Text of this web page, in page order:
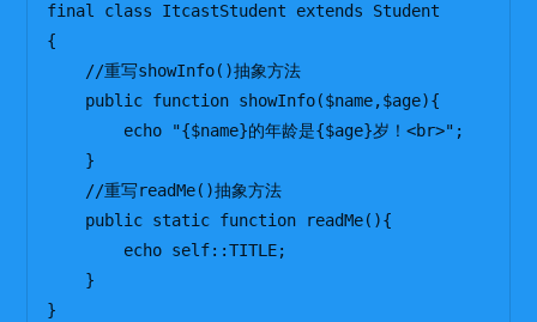
final class ItcastStudent extends Student
{
    //重写showInfo()抽象方法
    public function showInfo($name,$age){
        echo "{$name}的年龄是{$age}岁！<br>";
    }
    //重写readMe()抽象方法
    public static function readMe(){
        echo self::TITLE;
    }
}